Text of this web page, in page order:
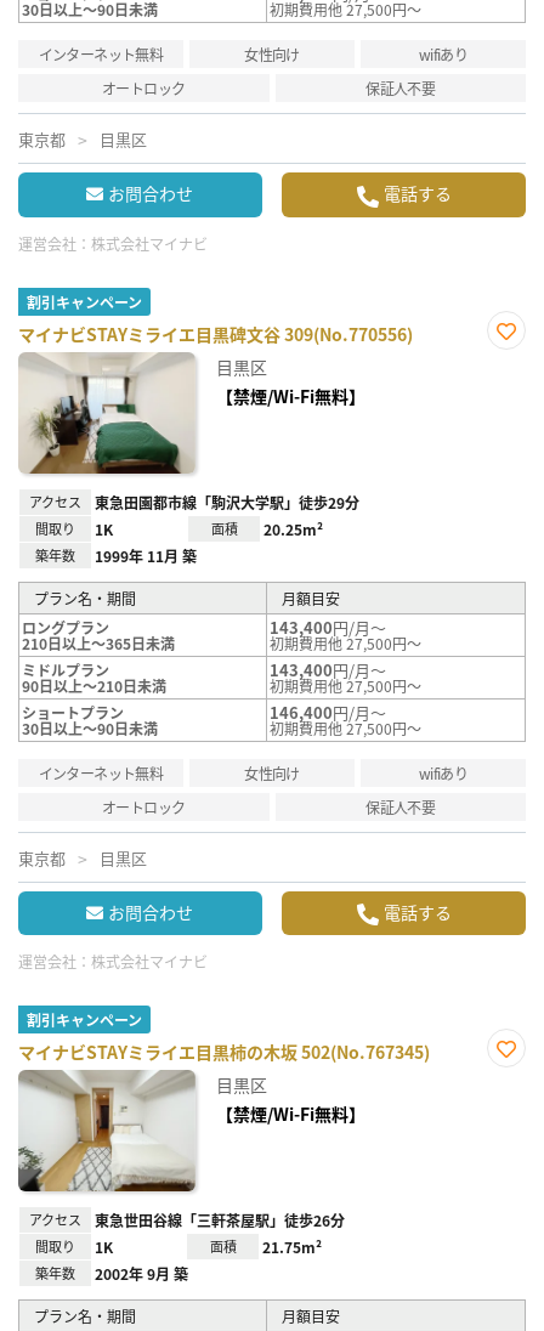
30日以上～90日未満 初期費用他 27,500円～
インターネット無料 女性向け
wifiあり
オートロック
保証人不要
東京都 目黒区
お問合わせ 電話する
運営会社： 株式会社マイナビ
割引キャンペーン
マイナビSTAYミライエ目黒碑文谷 309(No.770556)
目黒区
【禁煙/Wi-Fi無料】
アクセス 東急田園都市線「駒沢大学駅」徒歩29分
間取り 1K 面積 20.25m²
築年数 1999年 11月 築
プラン名・期間
月額目安
ロングプラン
210日以上～365日未満
143,400円/月～
初期費用他 27,500円～
ミドルプラン
90日以上～210日未満
143,400円/月～
初期費用他 27,500円～
ショートプラン
30日以上～90日未満
146,400円/月～
初期費用他 27,500円～
インターネット無料 女性向け
wifiあり
オートロック
保証人不要
東京都 目黒区
お問合わせ 電話する
運営会社： 株式会社マイナビ
割引キャンペーン
マイナビSTAYミライエ目黒柿の木坂 502(No.767345)
目黒区
【禁煙/Wi-Fi無料】
アクセス 東急世田谷線「三軒茶屋駅」徒歩26分
間取り 1K 面積 21.75m²
築年数 2002年 9月 築
プラン名・期間
月額目安